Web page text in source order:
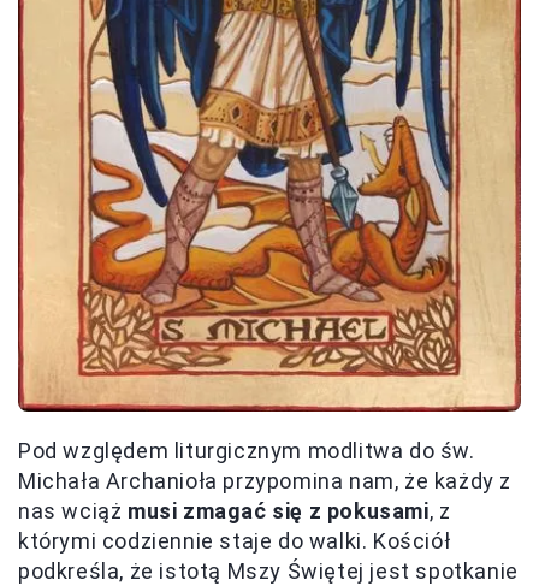
Pod względem liturgicznym modlitwa do św.
Michała Archanioła przypomina nam, że każdy z
nas wciąż musi zmagać się z pokusami, z
którymi codziennie staje do walki. Kościół
podkreśla, że istotą Mszy Świętej jest spotkanie